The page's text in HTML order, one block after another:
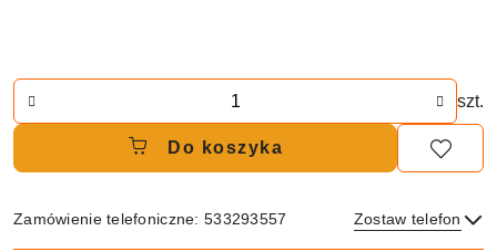
szt.
Do koszyka
Zamówienie telefoniczne: 533293557 Zostaw telefon